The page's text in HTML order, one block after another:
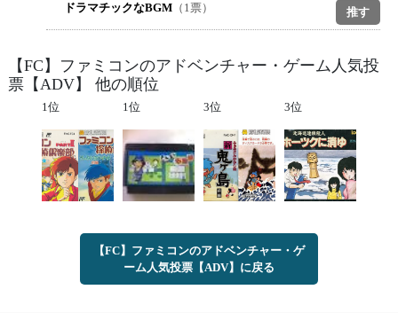
ドラマチックなBGM （1票）
【FC】ファミコンのアドベンチャー・ゲーム人気投
票【ADV】 他の順位
1位 1位 3位 3位
【FC】ファミコンのアドベンチャー・ゲ
ーム人気投票【ADV】に戻る